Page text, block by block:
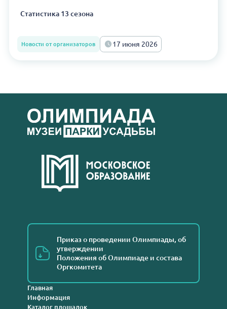
Статистика 13 сезона
Новости от организаторов 17 июня 2026
Приказ о проведении Олимпиады, об
утверждении
Положения об Олимпиаде и состава
Оргкомитета
Главная
Информация
Каталог площадок